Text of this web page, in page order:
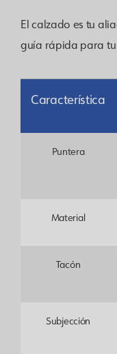
El calzado es tu
guía rápida para
Característica
Puntera
Material
Tacón
Subjección